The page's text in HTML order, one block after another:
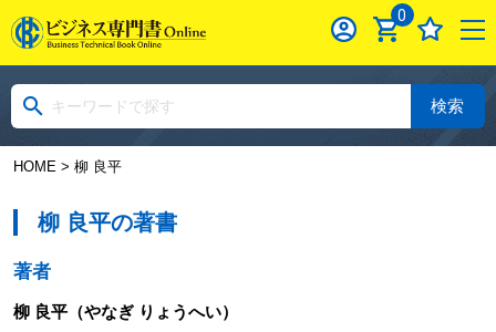
0
検索
HOME> 柳 良平
柳 良平の著書
著者
柳 良平（やなぎ りょうへい）